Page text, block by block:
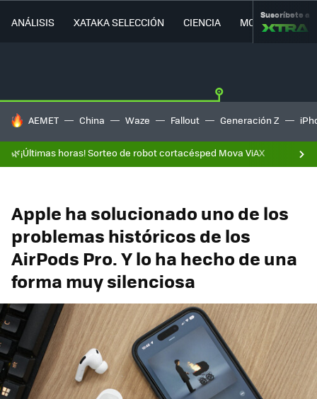
ANÁLISIS XATAKA SELECCIÓN CIENCIA MOVILIDAD
Suscríbete a
HOY SE HABLA DE
AEMET China Waze Fallout Generación Z
🌿¡Últimas horas! Sorteo de robot cortacésped Mova ViAX
Apple ha solucionado uno de los
problemas históricos de los
AirPods Pro. Y lo ha hecho de una
forma muy silenciosa